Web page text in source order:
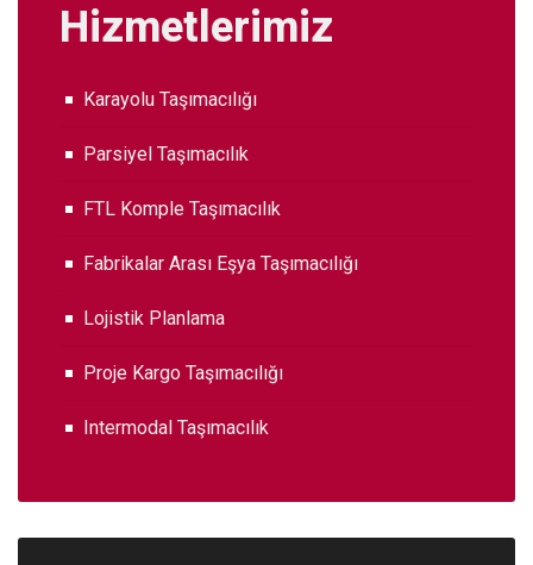
Hizmetlerimiz
Karayolu Taşımacılığı
Parsiyel Taşımacılık
FTL Komple Taşımacılık
Fabrikalar Arası Eşya Taşımacılığı
Lojistik Planlama
Proje Kargo Taşımacılığı
Intermodal Taşımacılık